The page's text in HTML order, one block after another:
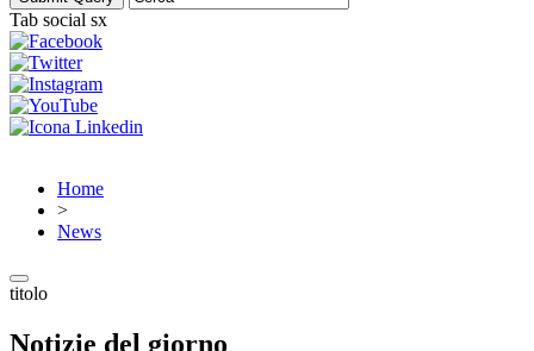
Tab social sx
Home
>
News
titolo
Notizie del giorno